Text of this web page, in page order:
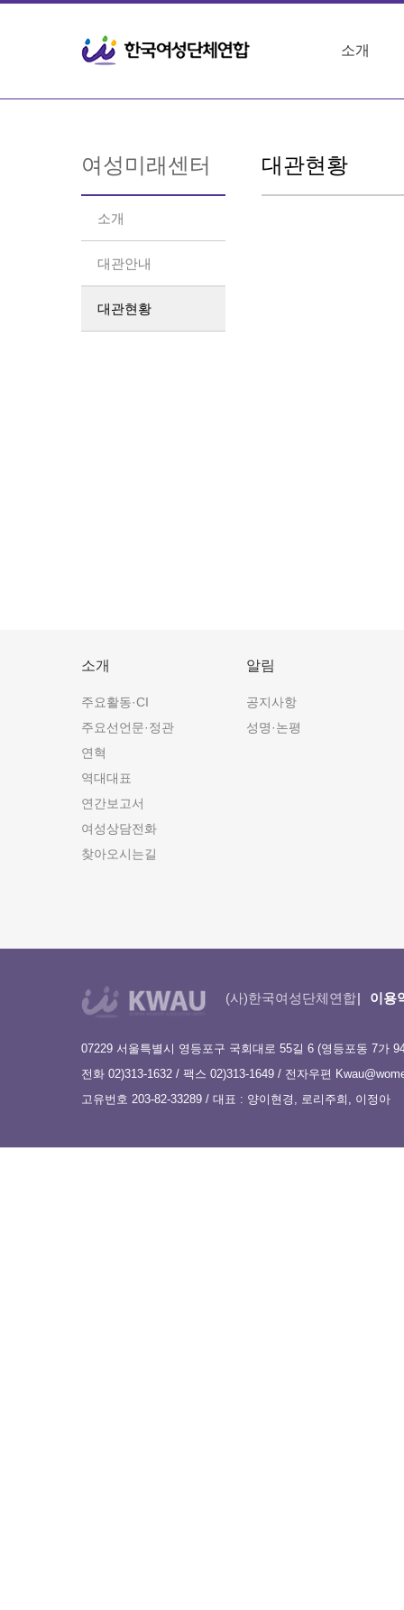
소개
여성미래센터
소개
대관안내
대관현황
대관현황
소개
주요활동·CI
주요선언문·정관
연혁
역대대표
연간보고서
여성상담전화
찾아오시는길
알림
공지사항
성명·논평
(사)한국여성단체연합 이용
07229 서울특별시 영등포구 국회대로 55길 6 (영등포동 7가
전화 02)313-1632 / 팩스 02)313-1649 / 전자우편
고유번호 203-82-33289 / 대표 : 양이현경, 로리주희, 이정아